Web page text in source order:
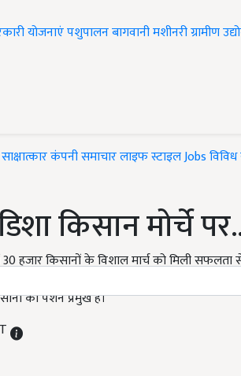
योजनाएंपशुपालनबागवानीमशीनरीग्रामीण
साक्षात्कारकंपनी समाचारलाइफ स्टाइलJobsविविध
किसान मोर्चे
हजार किसानों के विशाल मार्च को मिली
को पेंशन प्रमुख है।